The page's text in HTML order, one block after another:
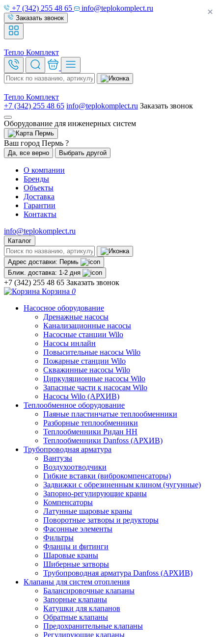
+7 (342) 255 48 65 info@teplokomplect.ru
Заказать звонок
Тепло Комплект
Тепло Комплект
+7 (342) 255 48 65 info@teplokomplect.ru Заказать звонок
Оборудование для инженерных систем
Пермь
Ваш город Пермь ?
Да, все верно Выбрать другой
О компании
Бренды
Объекты
Доставка
Гарантии
Контакты
info@teplokomplect.ru
Каталог
Адрес доставки: Пермь
Ближ. доставка: 1-2 дня
+7 (342) 255 48 65 Заказать звонок
Корзина 0
Насосное оборудование
Дренажные насосы
Канализационные насосы
Насосные станции Wilo
Насосы инлайн
Повысительные насосы Wilo
Пожарные станции Wilo
Скважинные насосы Wilo
Циркуляционные насосы Wilo
Запасные части к насосам Wilo
Насосы Wilo (АРХИВ)
Теплообменное оборудование
Паяные пластинчатые теплообменники
Разборные теплообменники
Теплообменники Ридан НН
Теплообменники Danfoss (АРХИВ)
Трубопроводная арматура
Вантузы
Воздухоотводчики
Гибкие вставки (виброкомпенсаторы)
Задвижки с обрезиненным клином (чугунные)
Запорно-регулирующие краны
Компенсаторы
Латунные шаровые краны
Поворотные затворы и редукторы
Фасонные элементы
Фильтры
Фланцы и фитинги
Шаровые краны
Шиберные затворы
Трубопроводная арматура Danfoss (АРХИВ)
Клапаны для систем отопления
Балансировочные клапаны
Запорные клапаны
Катушки для клапанов
Обратные клапаны
Предохранительные клапаны
Регулирующие клапаны